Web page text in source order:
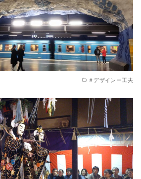
＃デザインー工夫